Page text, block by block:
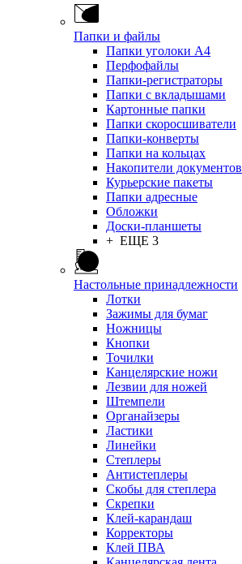
Папки и файлы
Папки уголоки А4
Перфофайлы
Папки-регистраторы
Папки с вкладышами
Картонные папки
Папки скоросшиватели
Папки-конверты
Папки на кольцах
Накопители документов
Курьерские пакеты
Папки адресные
Обложки
Доски-планшеты
+ ЕЩЕ 3
Настольные принадлежности
Лотки
Зажимы для бумаг
Ножницы
Кнопки
Точилки
Канцелярские ножи
Лезвии для ножей
Штемпели
Органайзеры
Ластики
Линейки
Степлеры
Антистеплеры
Скобы для степлера
Скрепки
Клей-карандаш
Корректоры
Клей ПВА